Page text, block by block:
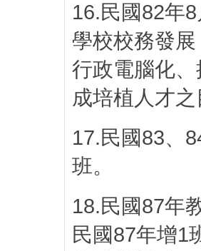
16.民國82年8
學校校務發
行政電腦化
成培植人才
17.民國83、
班。
18.民國87年
民國87年增1